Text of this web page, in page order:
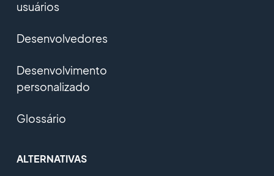
usuários
Desenvolvedores
Desenvolvimento
personalizado
Glossário
ALTERNATIVAS